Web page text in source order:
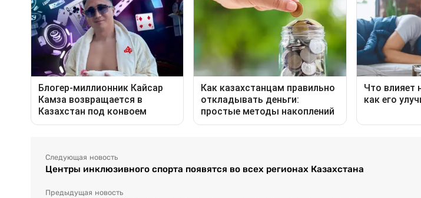
Следующая новость
Центры инклюзивного спорта появятся во всех регионах Казахстана
Предыдущая новость